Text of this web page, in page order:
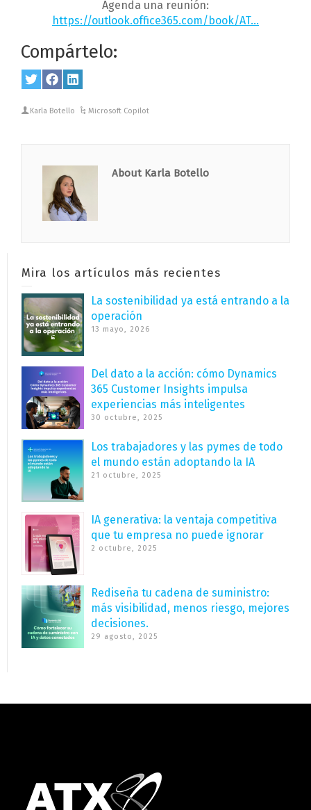
Agenda una reunión:
https://outlook.office365.com/book/AT…
Compártelo:
Share
Twitter
Share
Facebook
Share
LinkedIn
Karla Botello Microsoft Copilot
About Karla Botello
Mira los artículos más recientes
La sostenibilidad ya está entrando a la
operación
13 mayo, 2026
Del dato a la acción: cómo Dynamics
365 Customer Insights impulsa
experiencias más inteligentes
30 octubre, 2025
Los trabajadores y las pymes de todo
el mundo están adoptando la IA
21 octubre, 2025
IA generativa: la ventaja competitiva
que tu empresa no puede ignorar
2 octubre, 2025
Rediseña tu cadena de suministro:
más visibilidad, menos riesgo, mejores
decisiones.
29 agosto, 2025